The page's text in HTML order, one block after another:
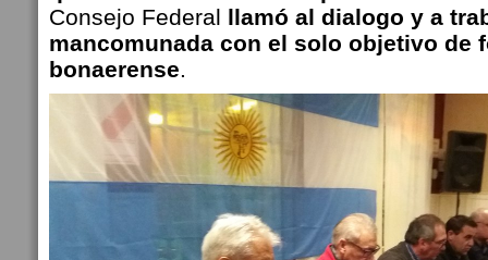
Consejo Federal llamó al dialogo y a
mancomunada con el solo objetivo de
bonaerense.